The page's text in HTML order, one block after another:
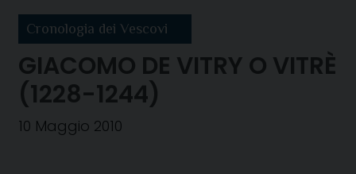
Cronologia dei Vescovi
GIACOMO DE VITRY O VITRÈ
(1228-1244)
10 Maggio 2010